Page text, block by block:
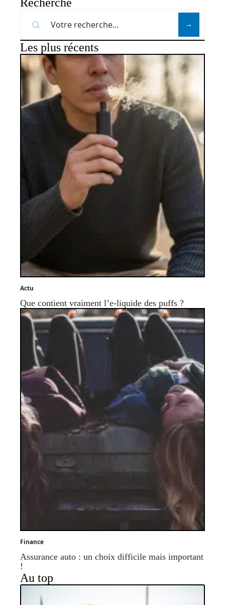
Recherche
Les plus récents
Actu
Que contient vraiment l’e-liquide des puffs ?
Finance
Assurance auto : un choix difficile mais important
!
Au top